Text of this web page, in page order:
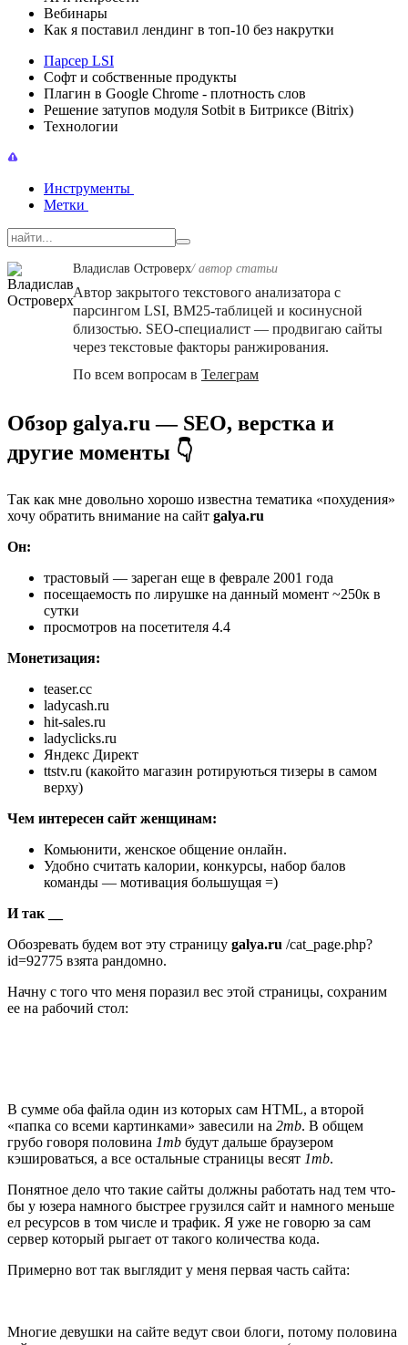
Вебинары
Как я поставил лендинг в топ-10 без накрутки
Парсер LSI
Софт и собственные продукты
Плагин в Google Chrome - плотность слов
Решение затупов модуля Sotbit в Битриксе (Bitrix)
Технологии
Инструменты
Метки
Владислав Островерх/ автор cтатьи
Автор закрытого текстового анализатора с
парсингом LSI, BM25-таблицей и косинусной
близостью. SEO-специалист — продвигаю сайты
через текстовые факторы ранжирования.
По всем вопросам в Телеграм
Обзор galya.ru — SEO, верстка и
другие моменты 👇
Так как мне довольно хорошо известна тематика «похудения»
хочу обратить внимание на сайт galya.ru
Он:
трастовый — зареган еще в феврале 2001 года
посещаемость по лирушке на данный момент ~250к в
сутки
просмотров на посетителя 4.4
Монетизация:
teaser.cc
ladycash.ru
hit-sales.ru
ladyclicks.ru
Яндекс Директ
ttstv.ru (какойто магазин ротируються тизеры в самом
верху)
Чем интересен сайт женщинам:
Комьюнити, женское общение онлайн.
Удобно считать калории, конкурсы, набор балов
команды — мотивация большущая =)
И так __
Обозревать будем вот эту страницу galya.ru /cat_page.php?
id=92775 взята рандомно.
Начну с того что меня поразил вес этой страницы, сохраним
ее на рабочий стол:
В сумме оба файла один из которых сам HTML, а второй
«папка со всеми картинками» завесили на 2mb. В общем
грубо говоря половина 1mb будут дальше браузером
кэшироваться, а все остальные страницы весят 1mb.
Понятное дело что такие сайты должны работать над тем что-
бы у юзера намного быстрее грузился сайт и намного меньше
ел ресурсов в том числе и трафик. Я уже не говорю за сам
сервер который рыгает от такого количества кода.
Примерно вот так выглядит у меня первая часть сайта:
Многие девушки на сайте ведут свои блоги, потому половина